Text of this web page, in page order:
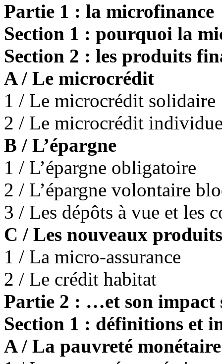
Partie 1 : la microfinance
Section 1 : pourquoi la
Section 2 : les produits
A / Le microcrédit
1 / Le microcrédit solidaire
2 / Le microcrédit
B / L’épargne
1 / L’épargne obligatoire
2 / L’épargne volontaire
3 / Les dépôts à vue et les
C / Les nouveaux
1 / La micro-assurance
2 / Le crédit habitat
Partie 2 : …et son impact
Section 1 : définitions et
A / La pauvreté monétaire